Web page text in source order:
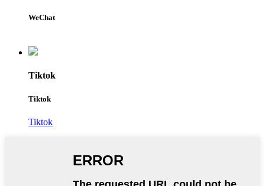
WeChat
Tiktok
Tiktok
Tiktok